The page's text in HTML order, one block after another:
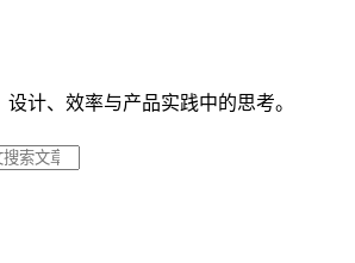
设计、效率与产品实践中的思考。